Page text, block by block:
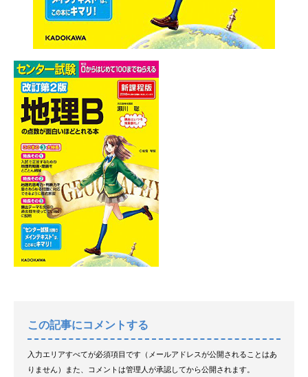
この記事にコメントする
入力エリアすべてが必須項目です（メールアドレスが公開されることはあ
りません）また、コメントは管理人が承認してから公開されます。